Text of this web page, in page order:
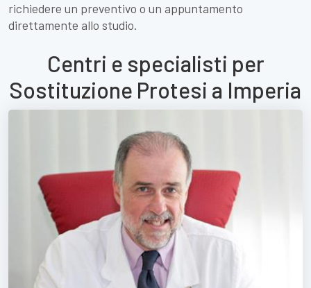
richiedere un preventivo o un appuntamento
direttamente allo studio.
Centri e specialisti per
Sostituzione Protesi a Imperia